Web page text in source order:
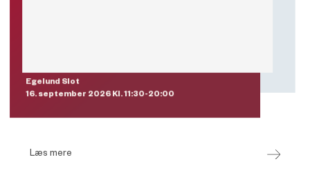
Egelund Slot
16. september 2026 Kl. 11:30-20:00
Læs mere